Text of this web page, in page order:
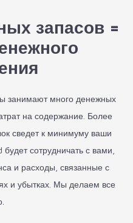
запасов =
занимают много денежных
на содержание. Более
сведет к минимуму ваши
сотрудничать с вами,
и расходы, связанные с
и убытках. Мы делаем все